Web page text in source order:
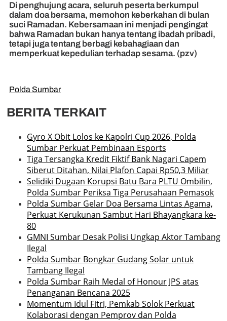
Di penghujung acara, seluruh peserta berkumpul
dalam doa bersama, memohon keberkahan di bulan
suci Ramadan. Kebersamaan ini menjadi pengingat
bahwa Ramadan bukan hanya tentang ibadah pribadi,
tetapi juga tentang berbagi kebahagiaan dan
memperkuat kepedulian terhadap sesama. (pzv)
Polda Sumbar
BERITA TERKAIT
Gyro X Obit Lolos ke Kapolri Cup 2026, Polda
Sumbar Perkuat Pembinaan Esports
Tiga Tersangka Kredit Fiktif Bank Nagari Capem
Siberut Ditahan, Nilai Plafon Capai Rp50,3 Miliar
Selidiki Dugaan Korupsi Batu Bara PLTU Ombilin,
Polda Sumbar Periksa Tiga Perusahaan Pemasok
Polda Sumbar Gelar Doa Bersama Lintas Agama,
Perkuat Kerukunan Sambut Hari Bhayangkara ke-
80
GMNI Sumbar Desak Polisi Ungkap Aktor Tambang
Ilegal
Polda Sumbar Bongkar Gudang Solar untuk
Tambang Ilegal
Polda Sumbar Raih Medal of Honour JPS atas
Penanganan Bencana 2025
Momentum Idul Fitri, Pemkab Solok Perkuat
Kolaborasi dengan Pemprov dan Polda